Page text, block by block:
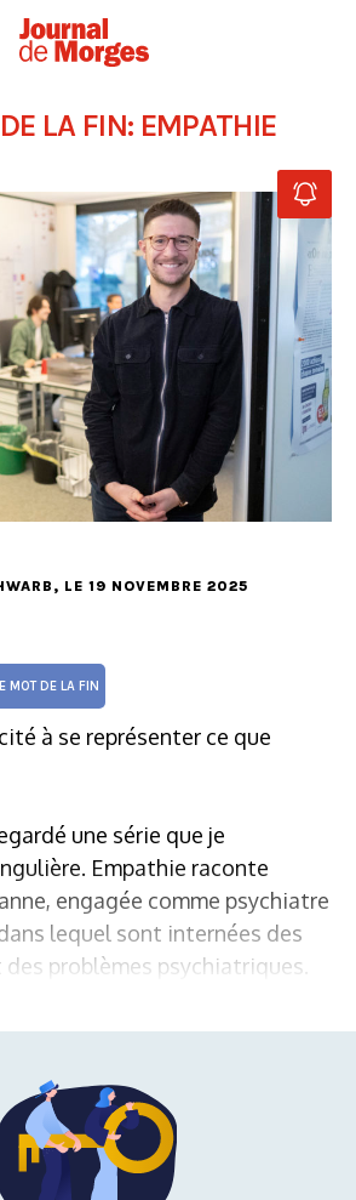
LA FIN: EMPATHIE
, LE 19 NOVEMBRE 2025
MOT DE LA FIN
à se représenter ce que
une série que je
Empathie raconte
engagée comme psychiatre
lequel sont internées des
problèmes psychiatriques.